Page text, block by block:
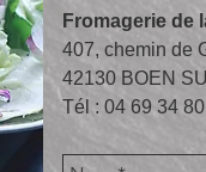
Fromagerie de
407, chemin de
42130 BOEN
Tél : 04 69 34